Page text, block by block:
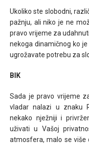
Ukoliko ste slobodni,
pažnju, ali niko je ne
pravo vrijeme za
nekoga dinamičnog ko
ugrožavate potrebu za
BIK
Sada je pravo vrijeme
vladar nalazi u znaku
nekako nježniji i
uživati u Vašoj
atmosfera, malo se više